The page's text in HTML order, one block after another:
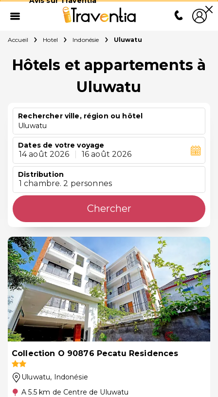
Accueil Hotel Indonésie Uluwatu
Hôtels et appartements à
Uluwatu
Rechercher ville, région ou hôtel
Uluwatu
Dates de votre voyage
14 août 2026 16 août 2026
Distribution
1 chambre. 2 personnes
Chercher
Collection O 90876 Pecatu Residences
Uluwatu, Indonésie
A 5.5 km de Centre de Uluwatu